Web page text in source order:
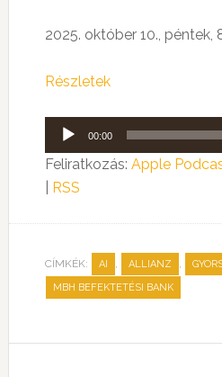
2025. október 10., péntek,
Részletek
Audió
lejátszó
00:00
Feliratkozás: Apple
RSS
CÍMKÉK: AI , ALLIANZ ,
MBH BEFEKTETÉSI BANK